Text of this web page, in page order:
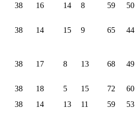
38 16 14 8 59 50
38 14 15 9 65 44
38 17 8 13 68 49
38 18 5 15 72
60
38 14 13 11 59 53